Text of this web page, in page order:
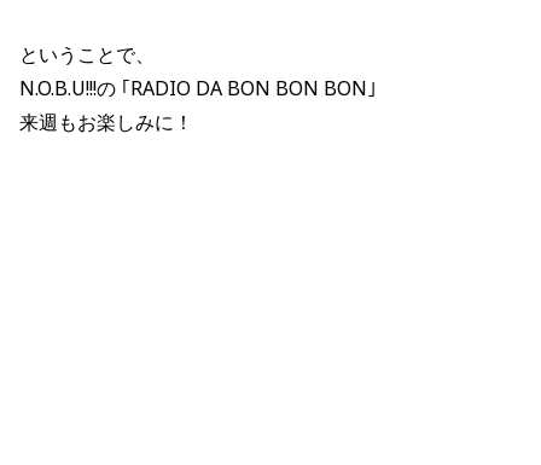
ということで、
N.O.B.U!!!の ｢RADIO DA BON BON BON｣
来週もお楽しみに！